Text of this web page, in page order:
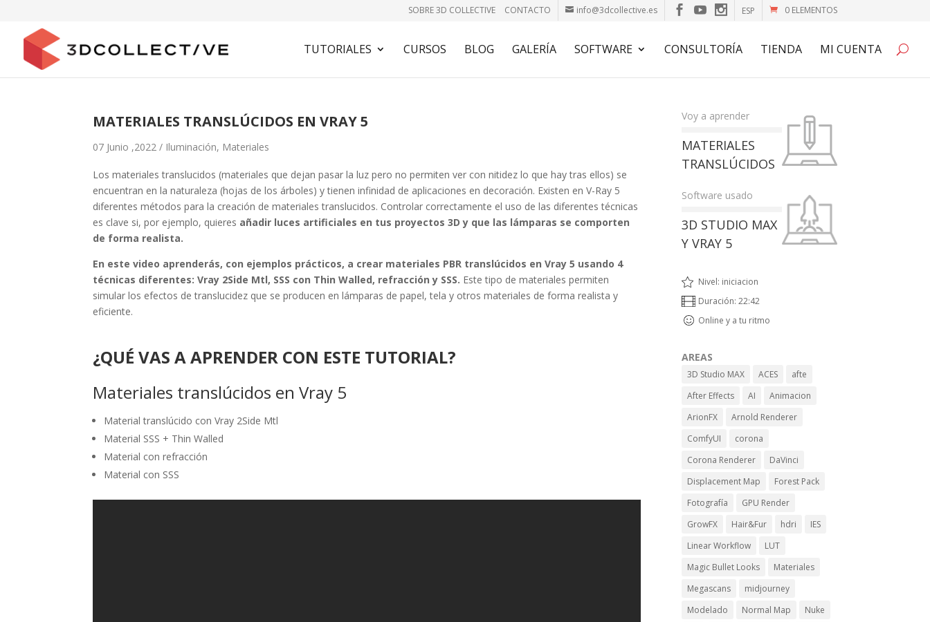
0 ELEMENTOS
ESP
info@3dcollective.es
SOBRE 3D COLLECTIVE CONTACTO
TUTORIALES CURSOS BLOG GALERÍA SOFTWARE CONSULTORÍA TIENDA MI CUENTA
MATERIALES TRANSLÚCIDOS EN VRAY 5
07 Junio ,2022 / Iluminación, Materiales
Los materiales translucidos (materiales que dejan pasar la luz pero no permiten ver con nitidez lo que hay tras ellos) se
encuentran en la naturaleza (hojas de los árboles) y tienen infinidad de aplicaciones en decoración. Existen en V-Ray 5
diferentes métodos para la creación de materiales translucidos. Controlar correctamente el uso de las diferentes técnicas
es clave si, por ejemplo, quieres añadir luces artificiales en tus proyectos 3D y que las lámparas se comporten
de forma realista.
En este video aprenderás, con ejemplos prácticos, a crear materiales PBR translúcidos en Vray 5 usando 4
técnicas diferentes: Vray 2Side Mtl, SSS con Thin Walled, refracción y SSS. Este tipo de materiales permiten
simular los efectos de translucidez que se producen en lámparas de papel, tela y otros materiales de forma realista y
eficiente.
¿QUÉ VAS A APRENDER CON ESTE TUTORIAL?
Materiales translúcidos en Vray 5
Material translúcido con Vray 2Side Mtl
Material SSS + Thin Walled
Material con refracción
Material con SSS
Voy a aprender
MATERIALES
TRANSLÚCIDOS
Software usado
3D STUDIO MAX
Y VRAY 5
Nivel: iniciacion
Duración: 22:42
Online y a tu ritmo
AREAS
3D Studio MAX ACES
afte
After Effects
AI
Animacion
ArionFX
Arnold Renderer
ComfyUI
corona
Corona Renderer
DaVinci
Displacement Map
Forest Pack
Fotografía
GPU Render
GrowFX
Hair&Fur hdri
IES
Linear Workflow
LUT
Magic Bullet Looks
Materiales
Megascans
midjourney
Modelado
Normal Map
Nuke